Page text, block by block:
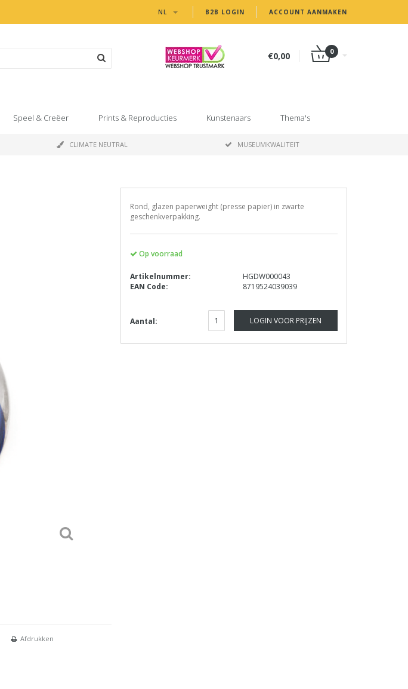
B2B LOGIN ACCOUNT AANMAKEN
NL
€0,00 0
Speel & Creëer Prints & Reproducties Kunstenaars Thema's
CLIMATE NEUTRAL MUSEUMKWALITEIT
Afdrukken
Rond, glazen paperweight (presse papier) in zwarte
geschenkverpakking.
Op voorraad
Artikelnummer:
HGDW000043
EAN Code:
8719524039039
Aantal: LOGIN VOOR PRIJZEN